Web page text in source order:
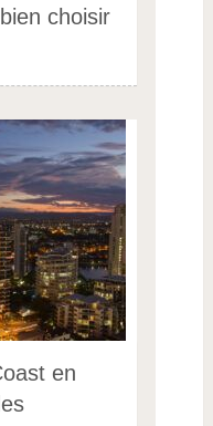
choisir
en